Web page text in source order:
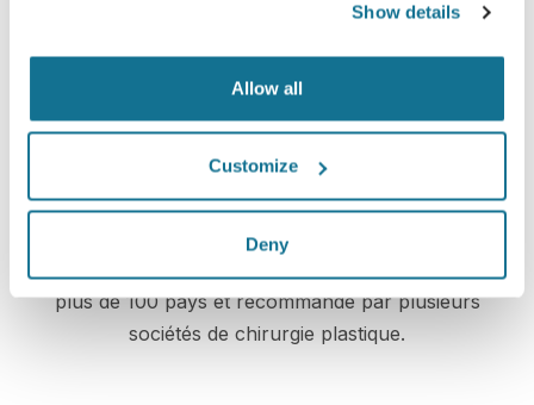
Show details
Allow all
Customize
Deny
sécurisées et privées
Solution High-tech
Le premier simulateur 3D en ligne pour la
chirurgie plastique et les interventions
plus de 100 pays et recommandé par plusieurs
sociétés de chirurgie plastique.